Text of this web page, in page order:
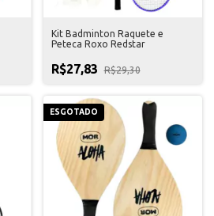
Kit Badminton Raquete e
Peteca Roxo Redstar
R$27,83 R$29,30
ESGOTADO